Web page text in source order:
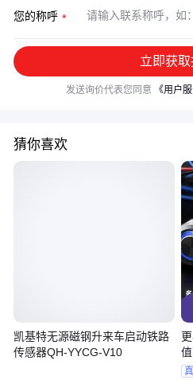
您的称呼
立即获
发送询价代表您同意 《用户
猜你喜欢
凯基特无源磁钢升来车启动铁路
传感器QH-YYCG-V10